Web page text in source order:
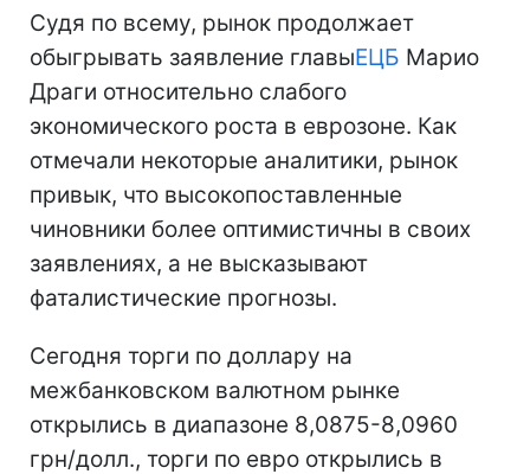
Судя по всему, рынок продолжает
обыгрывать заявление главыЕЦБ Марио
Драги относительно слабого
экономического роста в еврозоне. Как
отмечали некоторые аналитики, рынок
привык, что высокопоставленные
чиновники более оптимистичны в своих
заявлениях, а не высказывают
фаталистические прогнозы.
Сегодня торги по доллару на
межбанковском валютном рынке
открылись в диапазоне 8,0875-8,0960
грн/долл., торги по евро открылись в